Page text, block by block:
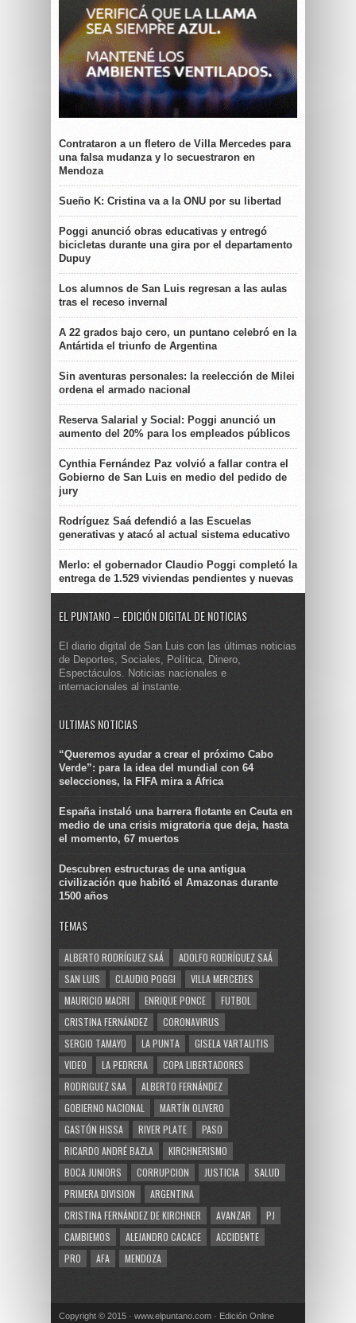
Contrataron a un fletero de Villa Mercedes para
una falsa mudanza y lo secuestraron en
Mendoza
Sueño K: Cristina va a la ONU por su libertad
Poggi anunció obras educativas y entregó
bicicletas durante una gira por el departamento
Dupuy
Los alumnos de San Luis regresan a las aulas
tras el receso invernal
A 22 grados bajo cero, un puntano celebró en la
Antártida el triunfo de Argentina
Sin aventuras personales: la reelección de Milei
ordena el armado nacional
Reserva Salarial y Social: Poggi anunció un
aumento del 20% para los empleados públicos
Cynthia Fernández Paz volvió a fallar contra el
Gobierno de San Luis en medio del pedido de
jury
Rodríguez Saá defendió a las Escuelas
generativas y atacó al actual sistema educativo
Merlo: el gobernador Claudio Poggi completó la
entrega de 1.529 viviendas pendientes y nuevas
EL PUNTANO – EDICIÓN DIGITAL DE NOTICIAS
El diario digital de San Luis con las últimas noticias
de Deportes, Sociales, Política, Dinero,
Espectáculos. Noticias nacionales e
internacionales al instante.
ULTIMAS NOTICIAS
“Queremos ayudar a crear el próximo Cabo
Verde”: para la idea del mundial con 64
selecciones, la FIFA mira a África
España instaló una barrera flotante en Ceuta en
medio de una crisis migratoria que deja, hasta
el momento, 67 muertos
Descubren estructuras de una antigua
civilización que habitó el Amazonas durante
1500 años
TEMAS
ALBERTO RODRÍGUEZ SAÁ
ADOLFO RODRÍGUEZ SAÁ
SAN LUIS
CLAUDIO POGGI
VILLA MERCEDES
MAURICIO MACRI
ENRIQUE PONCE
FUTBOL
CRISTINA FERNÁNDEZ
CORONAVIRUS
SERGIO TAMAYO
LA PUNTA
GISELA VARTALITIS
VIDEO
LA PEDRERA
COPA LIBERTADORES
RODRIGUEZ SAA
ALBERTO FERNÁNDEZ
GOBIERNO NACIONAL
MARTÍN OLIVERO
GASTÓN HISSA
RIVER PLATE
PASO
RICARDO ANDRÉ BAZLA
KIRCHNERISMO
BOCA JUNIORS
CORRUPCION JUSTICIA
SALUD
PRIMERA DIVISION
ARGENTINA
CRISTINA FERNÁNDEZ DE KIRCHNER
AVANZAR
PJ
CAMBIEMOS
ALEJANDRO CACACE
ACCIDENTE
PRO
AFA MENDOZA
Copyright © 2015 · www.elpuntano.com · Edición Online